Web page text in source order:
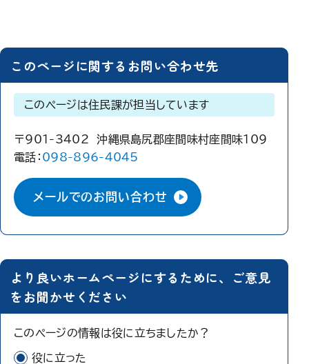
このページに関するお問い合わせ先
このページは住民課が担当しています
〒901-3402 沖縄県島尻郡座間味村座間味109
電話： 098-896-4045
メールでのお問い合わせ
より良いホームページにするために、ご意見
をお聞かせください
このページの情報は役に立ちましたか？
役に立った